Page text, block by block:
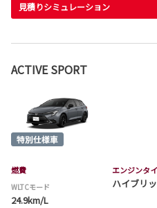
見積りシミュレーション
ACTIVE SPORT
燃費
WLTCモード
24.9km/L
エンジンタ
ハイブリ